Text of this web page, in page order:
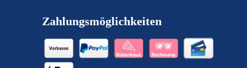
Zahlungsmöglichkeiten